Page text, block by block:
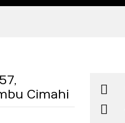
Cimahi